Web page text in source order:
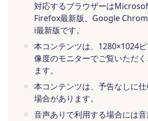
対応するブラウザーは
Firefox最新版、Google
i最新版です。
本コンテンツは、1280×1024
像度のモニターでご覧いただ
ます。
本コンテンツは、予告なしに
場合があります。
音声ありで利用する場合には